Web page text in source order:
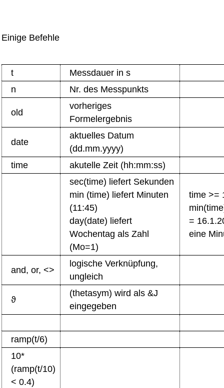
Einige Befehle
t
Messdauer in s
n
Nr. des Messpunkts
old
vorheriges
Formelergebnis
date
aktuelles Datum
(dd.mm.yyyy)
time
akutelle Zeit (hh:mm:ss)
sec(time) liefert Sekunden
min (time) liefert Minuten
(11:45)
day(date) liefert
Wochentag als Zahl
(Mo=1)
time >=
=
eine
and, or, <>
logische Verknüpfung,
ungleich
ϑ
(thetasym) wird als &J
eingegeben
ramp(t/6)
10*
(ramp(t/10)
< 0.4)